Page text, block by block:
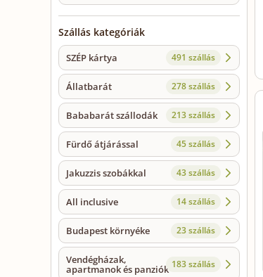
Szállás kategóriák
SZÉP kártya 491 szállás
Állatbarát 278 szállás
Bababarát szállodák 213 szállás
Fürdő átjárással 45 szállás
Jakuzzis szobákkal 43 szállás
All inclusive 14 szállás
Budapest környéke 23 szállás
Vendégházak,
apartmanok és panziók 183 szállás